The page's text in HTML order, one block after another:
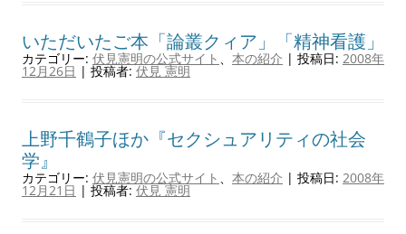
いただいたご本「論叢クィア」「精神看護」
カテゴリー: 伏見憲明の公式サイト 、 本の紹介 | 投稿日: 2008年
12月26日 | 投稿者:伏見 憲明
上野千鶴子ほか『セクシュアリティの社会
学』
カテゴリー: 伏見憲明の公式サイト 、 本の紹介 | 投稿日: 2008年
12月21日 | 投稿者:伏見 憲明